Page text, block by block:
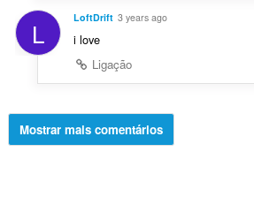
L LoftDrift 3 years ago
i love
Ligação
Mostrar mais comentários